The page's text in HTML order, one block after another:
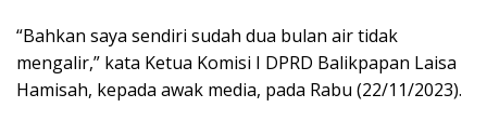
“Bahkan saya sendiri sudah dua bulan air tidak
mengalir,” kata Ketua Komisi I DPRD Balikpapan Laisa
Hamisah, kepada awak media, pada Rabu (22/11/2023).